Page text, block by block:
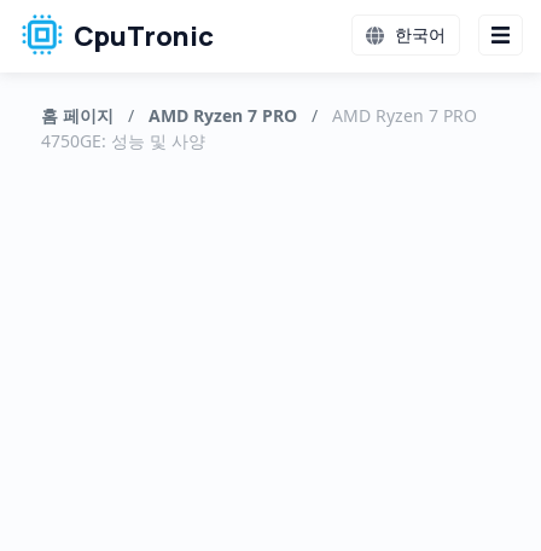
CpuTronic 한국어
홈 페이지 / AMD Ryzen 7 PRO /
AMD Ryzen 7 PRO
4750GE: 성능 및 사양